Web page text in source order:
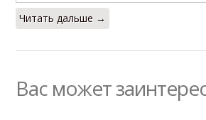
Читать дальше →
Вас может